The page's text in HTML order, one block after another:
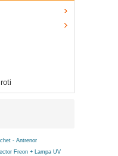
- Antrenor
Freon + Lampa UV